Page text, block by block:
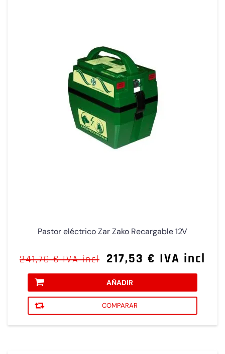
Pastor eléctrico Zar Zako Recargable 12V
241,70 € IVA incl 217,53 € IVA incl
AÑADIR
COMPARAR